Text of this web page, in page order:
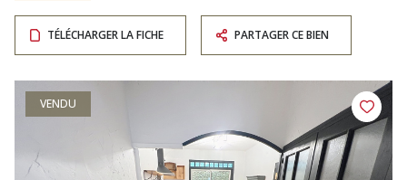
TÉLÉCHARGER LA FICHE PARTAGER CE BIEN
VENDU